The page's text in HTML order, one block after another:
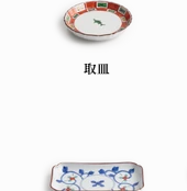
取皿